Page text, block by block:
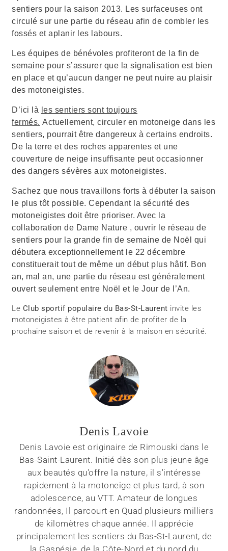
sentiers pour la saison 2013. Les surfaceuses ont
circulé sur une partie du réseau afin de combler les
fossés et aplanir les labours.
Les équipes de bénévoles profiteront de la fin de
semaine pour s’assurer que la signalisation est bien
en place et qu’aucun danger ne peut nuire au plaisir
des motoneigistes.
D’ici là les sentiers sont toujours
fermés. Actuellement, circuler en motoneige dans les
sentiers, pourrait être dangereux à certains endroits.
De la terre et des roches apparentes et une
couverture de neige insuffisante peut occasionner
des dangers sévères aux motoneigistes.
Sachez que nous travaillons forts à débuter la saison
le plus tôt possible. Cependant la sécurité des
motoneigistes doit être prioriser. Avec la
collaboration de Dame Nature , ouvrir le réseau de
sentiers pour la grande fin de semaine de Noël qui
débutera exceptionnellement le 22 décembre
constituerait tout de même un début plus hâtif. Bon
an, mal an, une partie du réseau est généralement
ouvert seulement entre Noël et le Jour de l’An.
Le Club sportif populaire du Bas-St-Laurent invite les
motoneigistes à être patient afin de profiter de la
prochaine saison et de revenir à la maison en sécurité.
Denis Lavoie
Denis Lavoie est originaire de Rimouski dans le
Bas-Saint-Laurent. Initié dès son plus jeune âge
aux beautés qu'offre la nature, il s'intéresse
rapidement à la motoneige et plus tard, à son
adolescence, au VTT. Amateur de longues
randonnées, Il parcourt en Quad plusieurs milliers
de kilomètres chaque année. Il apprécie
principalement les sentiers du Bas-St-Laurent, de